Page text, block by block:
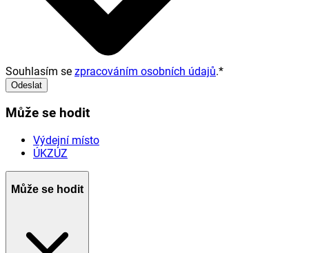
Souhlasím se zpracováním osobních údajů.*
Odeslat
Může se hodit
Výdejní místo
ÚKZÚZ
Může se hodit